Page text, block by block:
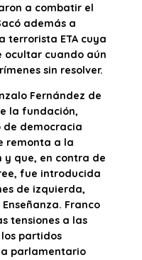
a combatir el
además a
terrorista ETA cuya
ocultar cuando aún
sin resolver.
Fernández de
la fundación,
de democracia
remonta a la
y que, en contra de
fue introducida
de izquierda,
Franco
tensiones a las
partidos
parlamentario